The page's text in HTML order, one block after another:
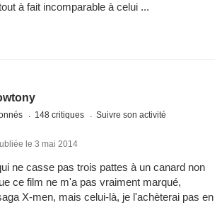
à fait incomparable à celui ...
148 critiques Suivre son activité
le 3 mai 2014
ne casse pas trois pattes à un canard non
ce film ne m'a pas vraiment marqué,
X-men, mais celui-là, je l'achèterai pas en